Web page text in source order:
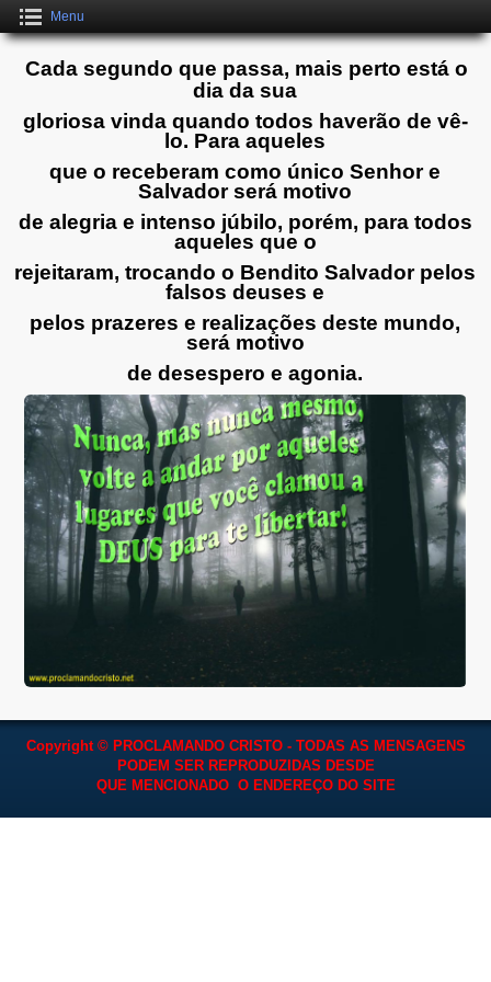
Menu
Cada segundo que passa, mais perto está o
dia da sua
gloriosa vinda quando todos haverão de vê-
lo. Para aqueles
que o receberam como único Senhor e
Salvador será motivo
de alegria e intenso júbilo, porém, para todos
aqueles que o
rejeitaram, trocando o Bendito Salvador pelos
falsos deuses e
pelos prazeres e realizações deste mundo,
será motivo
de desespero e agonia.
Copyright © PROCLAMANDO CRISTO - TODAS AS MENSAGENS
PODEM SER REPRODUZIDAS DESDE
QUE MENCIONADO O ENDEREÇO DO SITE